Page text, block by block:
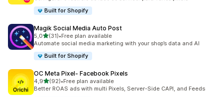
Built for Shopify
Magik Social Media Auto Post
5,0de 5 estrelas
(31)
31 total de avaliações
•Free plan available
Automate social media marketing with your shop’s data and AI
Built for Shopify
OC Meta Pixel‑ Facebook Pixels
4,9de 5 estrelas
(92)
92 total de avaliações
•Free plan available
Better ROAS ads with multi Pixels, Server-Side CAPI, and Feeds